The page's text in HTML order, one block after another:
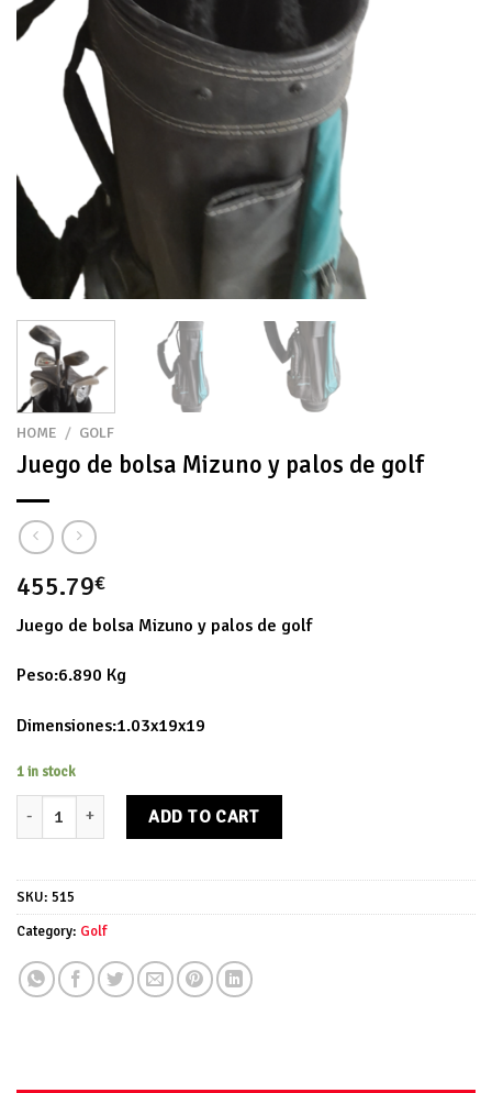
HOME / GOLF
Juego de bolsa Mizuno y palos de golf
455.79€
Juego de bolsa Mizuno y palos de golf
Peso:6.890 Kg
Dimensiones:1.03x19x19
1 in stock
Juego de bolsa Mizuno y palos de golf quantity
ADD TO CART
SKU: 515
Category: Golf